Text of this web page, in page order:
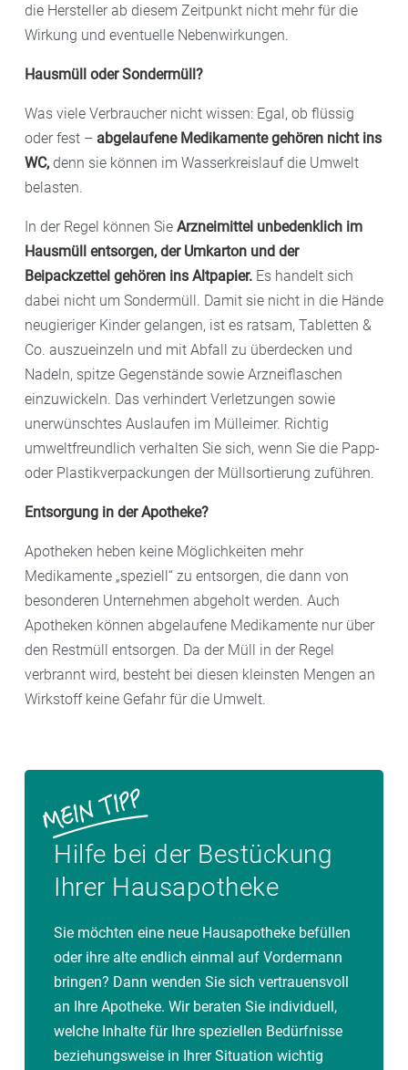
die Hersteller ab diesem Zeitpunkt nicht mehr für die
Wirkung und eventuelle Nebenwirkungen.
Hausmüll oder Sondermüll?
Was viele Verbraucher nicht wissen: Egal, ob flüssig
oder fest – abgelaufene Medikamente gehören nicht ins
WC, denn sie können im Wasserkreislauf die Umwelt
belasten.
In der Regel können Sie Arzneimittel unbedenklich im
Hausmüll entsorgen, der Umkarton und der
Beipackzettel gehören ins Altpapier. Es handelt sich
dabei nicht um Sondermüll. Damit sie nicht in die Hände
neugieriger Kinder gelangen, ist es ratsam, Tabletten &
Co. auszueinzeln und mit Abfall zu überdecken und
Nadeln, spitze Gegenstände sowie Arzneiflaschen
einzuwickeln. Das verhindert Verletzungen sowie
unerwünschtes Auslaufen im Mülleimer. Richtig
umweltfreundlich verhalten Sie sich, wenn Sie die Papp-
oder Plastikverpackungen der Müllsortierung zuführen.
Entsorgung in der Apotheke?
Apotheken heben keine Möglichkeiten mehr
Medikamente „speziell“ zu entsorgen, die dann von
besonderen Unternehmen abgeholt werden. Auch
Apotheken können abgelaufene Medikamente nur über
den Restmüll entsorgen. Da der Müll in der Regel
verbrannt wird, besteht bei diesen kleinsten Mengen an
Wirkstoff keine Gefahr für die Umwelt.
Hilfe bei der Bestückung
Ihrer Hausapotheke
Sie möchten eine neue Hausapotheke befüllen
oder ihre alte endlich einmal auf Vordermann
bringen? Dann wenden Sie sich vertrauensvoll
an Ihre Apotheke. Wir beraten Sie individuell,
welche Inhalte für Ihre speziellen Bedürfnisse
beziehungsweise in Ihrer Situation wichtig